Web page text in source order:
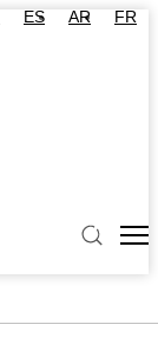
ES AR FR